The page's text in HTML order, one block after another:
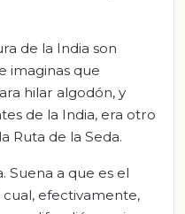
de la India son
imaginas que
hilar algodón, y
de la India, era otro
Ruta de la Seda.
Suena a que es el
efectivamente,